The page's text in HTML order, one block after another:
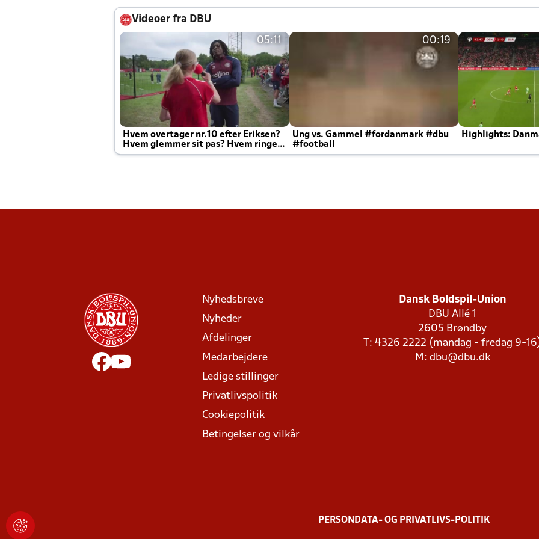
Videoer fra DBU
05:11
Hvem overtager nr.10 efter Eriksen?
Hvem glemmer sit pas? Hvem ringer
Joachim altid til efter kampe?
00:19
Ung vs. Gammel #fordanmark #dbu
#football
Highlights:
Nyhedsbreve
Nyheder
Afdelinger
Medarbejdere
Ledige stillinger
Privatlivspolitik
Cookiepolitik
Betingelser og vilkår
Dansk Boldspil-Union
DBU Allé 1
2605 Brøndby
T: 4326 2222 (mandag - fredag 9-
M: dbu@dbu.dk
PERSONDATA- OG PRIVATLIVS-POLITIK